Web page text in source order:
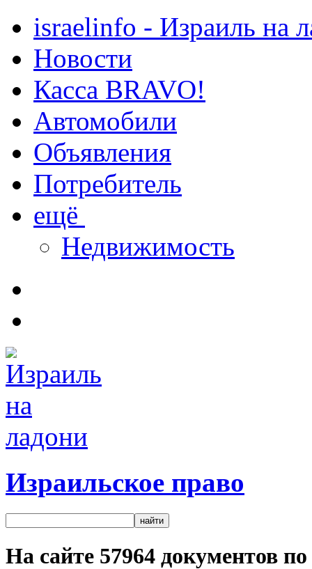
israelinfo - Израиль на
Новости
Касса BRAVO!
Автомобили
Объявления
Потребитель
ещё
Недвижимость
Израильское право
На сайте 57964 документов